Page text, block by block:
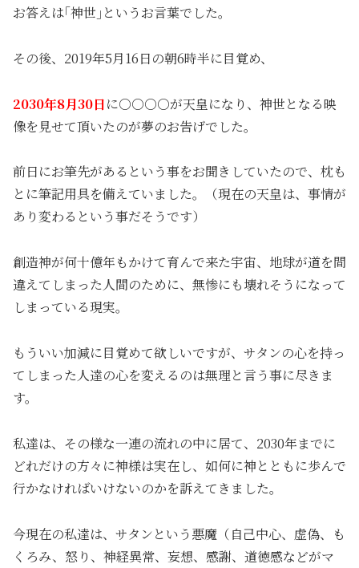
お答えは｢神世｣というお言葉でした。
その後、2019年5月16日の朝6時半に目覚め、
2030年8月30日に○○○○が天皇になり、神世となる映
像を見せて頂いたのが夢のお告げでした。
前日にお筆先があるという事をお聞きしていたので、枕も
とに筆記用具を備えていました。（現在の天皇は、事情が
あり変わるという事だそうです）
創造神が何十億年もかけて育んで来た宇宙、地球が道を間
違えてしまった人間のために、無惨にも壊れそうになって
しまっている現実。
もういい加減に目覚めて欲しいですが、サタンの心を持っ
てしまった人達の心を変えるのは無理と言う事に尽きま
す。
私達は、その様な一連の流れの中に居て、2030年までに
どれだけの方々に神様は実在し、如何に神とともに歩んで
行かなければいけないのかを訴えてきました。
今現在の私達は、サタンという悪魔（自己中心、虚偽、も
くろみ、怒り、神経異常、妄想、感謝、道徳感などがマ